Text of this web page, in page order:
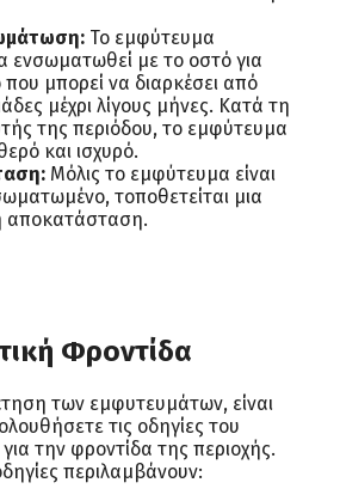
Το εμφύτευμα
ενσωματωθεί με το οστό για
που μπορεί να διαρκέσει από
μέχρι λίγους μήνες. Κατά τη
της περιόδου, το εμφύτευμα
και ισχυρό.
Μόλις το εμφύτευμα είναι
τοποθετείται μια
αποκατάσταση.
Φροντίδα
των εμφυτευμάτων, είναι
τις οδηγίες του
την φροντίδα της περιοχής.
περιλαμβάνουν: